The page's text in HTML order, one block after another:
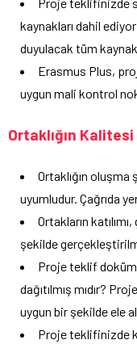
kaynakları dahil
duyulacak tüm
Erasmus Plus,
uygun mali kontrol
Ortaklığın
Ortaklığın
uyumludur. Çağrıda
Ortakların
şekilde
Proje teklif
dağıtılmış mıdır?
uygun bir şekilde ele
Proje teklifinizde